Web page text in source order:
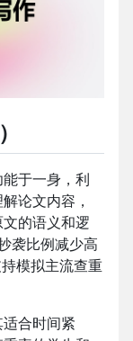
）
能于一身，利
论文内容，
的语义和逻
袭比例减少高
模拟主流查重
合时间紧